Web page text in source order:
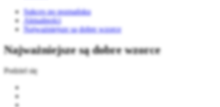
Sukces po poznańsku
Aktualności
Najważniejsze są dobre wzorce
Najważniejsze są dobre wzorce
Podziel się